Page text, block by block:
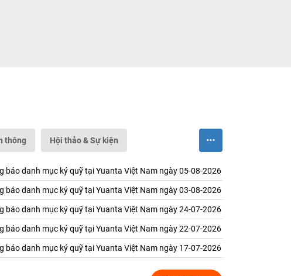
thông Hội thảo & Sự kiện
báo danh mục ký quỹ tại Yuanta Việt Nam ngày 05-08-2026
báo danh mục ký quỹ tại Yuanta Việt Nam ngày 03-08-2026
báo danh mục ký quỹ tại Yuanta Việt Nam ngày 24-07-2026
báo danh mục ký quỹ tại Yuanta Việt Nam ngày 22-07-2026
báo danh mục ký quỹ tại Yuanta Việt Nam ngày 17-07-2026